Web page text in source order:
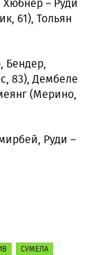
61), Тольян
Бендер,
83), Дембеле
(Мерино,
Руди –
СУМЕЛА